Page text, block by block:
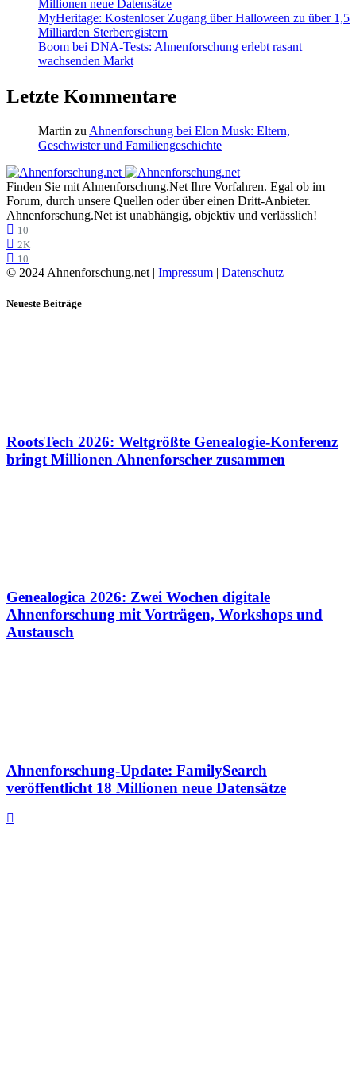
Millionen neue Datensätze
MyHeritage: Kostenloser Zugang über Halloween zu über 1,5
Milliarden Sterberegistern
Boom bei DNA-Tests: Ahnenforschung erlebt rasant
wachsenden Markt
Letzte Kommentare
Martin zu Ahnenforschung bei Elon Musk: Eltern,
Geschwister und Familiengeschichte
Finden Sie mit Ahnenforschung.Net Ihre Vorfahren. Egal ob im
Forum, durch unsere Quellen oder über einen Dritt-Anbieter.
Ahnenforschung.Net ist unabhängig, objektiv und verlässlich!
10
2K
10
© 2024 Ahnenforschung.net | Impressum | Datenschutz
Neueste Beiträge
RootsTech 2026: Weltgrößte Genealogie-Konferenz
bringt Millionen Ahnenforscher zusammen
Genealogica 2026: Zwei Wochen digitale
Ahnenforschung mit Vorträgen, Workshops und
Austausch
Ahnenforschung-Update: FamilySearch
veröffentlicht 18 Millionen neue Datensätze